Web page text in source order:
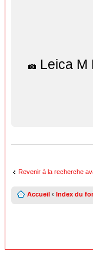
Leica M
Revenir à la recherche
Accueil ‹ Index du